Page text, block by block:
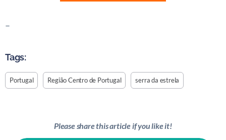
–
Tags:
Portugal Região Centro de Portugal serra da estrela
Please share this article if you like it!